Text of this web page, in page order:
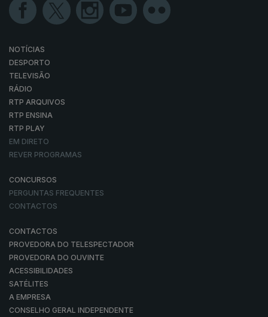
NOTÍCIAS
DESPORTO
TELEVISÃO
RÁDIO
RTP ARQUIVOS
RTP ENSINA
RTP PLAY
EM DIRETO
REVER PROGRAMAS
CONCURSOS
PERGUNTAS FREQUENTES
CONTACTOS
CONTACTOS
PROVEDORA DO TELESPECTADOR
PROVEDORA DO OUVINTE
ACESSIBILIDADES
SATÉLITES
A EMPRESA
CONSELHO GERAL INDEPENDENTE